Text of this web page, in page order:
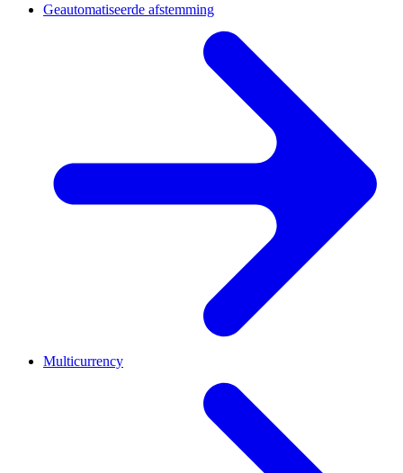
Geautomatiseerde afstemming
Multicurrency